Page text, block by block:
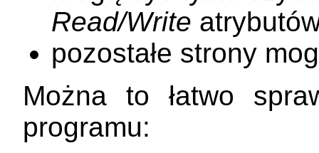
Read/Write
pozostałe strony
Można to łatwo
programu: